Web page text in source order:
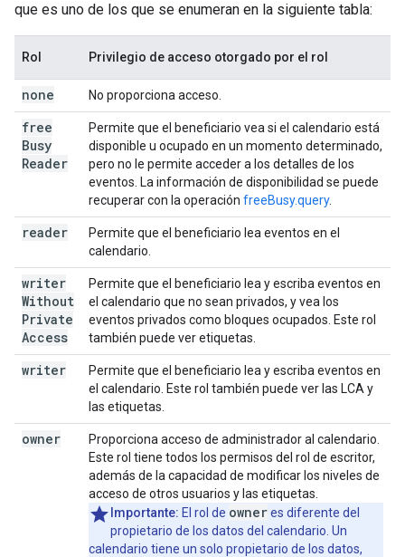
que es uno de los que se enumeran en la siguiente tabla:
Rol Privilegio de acceso otorgado por el rol
none No proporciona acceso.
free
Busy
Reader
Permite que el beneficiario vea si el calendario está
disponible u ocupado en un momento determinado,
pero no le permite acceder a los detalles de los
eventos. La información de disponibilidad se puede
recuperar con la operación freeBusy.query.
reader
Permite que el beneficiario lea eventos en el
calendario.
writer
Without
Private
Access
Permite que el beneficiario lea y escriba eventos en
el calendario que no sean privados, y vea los
eventos privados como bloques ocupados. Este rol
también puede ver etiquetas.
writer
Permite que el beneficiario lea y escriba eventos en
el calendario. Este rol también puede ver las LCA y
las etiquetas.
owner
Proporciona acceso de administrador al calendario.
Este rol tiene todos los permisos del rol de escritor,
además de la capacidad de modificar los niveles de
acceso de otros usuarios y las etiquetas.
Importante: El rol de owneres diferente del
propietario de los datos del calendario. Un
calendario tiene un solo propietario de los datos,